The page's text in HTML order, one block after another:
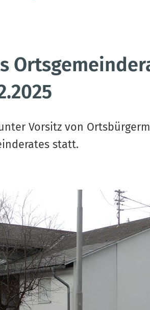
Vorsitz von
statt.